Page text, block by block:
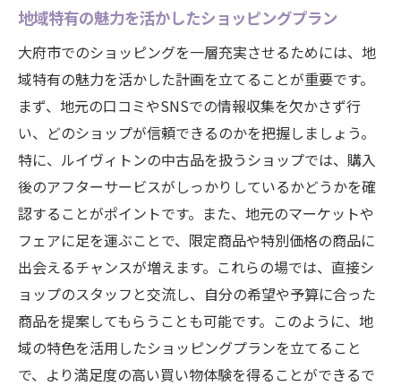
中小店舗のユニークな在庫を探る
知る人ぞ知る隠れた名店の紹介
地元の利用者から直接情報を得る方法
イベントやセール情報を逃さずキャッチ
季節に応じた賢いショッピングタイミング
ルイヴィトン中古品の購入で失敗しないための
注意点
偽物を見分けるための基礎知識
返品ポリシーとアフターサービスの確認
衝動買いを防ぐための心構え
専門家の意見を活用した購入判断
購入後のメンテナンスとケア方法
購入時の感動を長く保つための工夫
地域特有の魅力を活かしたショッピングプラン
大府市でのショッピングを一層充実させるためには、地
域特有の魅力を活かした計画を立てることが重要です。
まず、地元の口コミやSNSでの情報収集を欠かさず行
い、どのショップが信頼できるのかを把握しましょう。
特に、ルイヴィトンの中古品を扱うショップでは、購入
後のアフターサービスがしっかりしているかどうかを確
認することがポイントです。また、地元のマーケットや
フェアに足を運ぶことで、限定商品や特別価格の商品に
出会えるチャンスが増えます。これらの場では、直接シ
ョップのスタッフと交流し、自分の希望や予算に合った
商品を提案してもらうことも可能です。このように、地
域の特色を活用したショッピングプランを立てること
で、より満足度の高い買い物体験を得ることができるで